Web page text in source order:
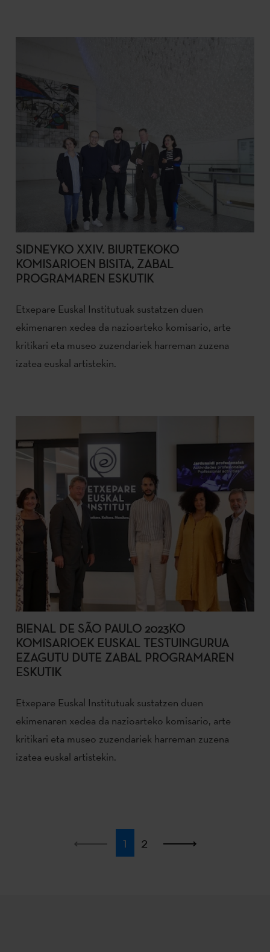
SIDNEYKO XXIV. BIURTEKOKO
KOMISARIOEN BISITA, ZABAL
PROGRAMAREN ESKUTIK
Etxepare Euskal Institutuak sustatzen duen
ekimenaren xedea da nazioarteko komisario, arte
kritikari eta museo zuzendariek harreman zuzena
izatea euskal artistekin.
BIENAL DE SÃO PAULO 2023KO
KOMISARIOEK EUSKAL TESTUINGURUA
EZAGUTU DUTE ZABAL PROGRAMAREN
ESKUTIK
Etxepare Euskal Institutuak sustatzen duen
ekimenaren xedea da nazioarteko komisario, arte
kritikari eta museo zuzendariek harreman zuzena
izatea euskal artistekin.
Lehena
1 2